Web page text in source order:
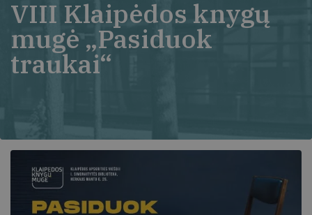
VIII Klaipėdos knygų
mugė „Pasiduok
traukai“